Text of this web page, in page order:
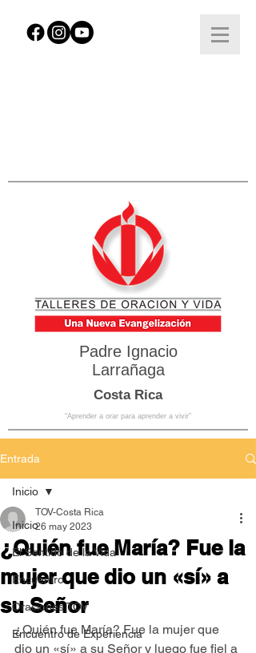
Padre Ignacio
Larrañaga
Costa Rica
“Aprender a orar para aprender a vivir”
Entrada
Inicio
El Sentido de la Vida
Encuentro
Oraciones TOV
Encuentro de Experiencia
Inicio
¿Quién fue María? Fue la
mujer que dio un «sí» a
su Señor
TOV-Costa Rica
26 may 2023
¿Quién fue María? Fue la mujer que
dio un «sí» a su Señor y luego fue fiel a